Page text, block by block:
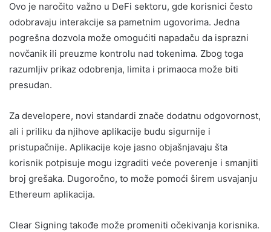
Ovo je naročito važno u DeFi sektoru, gde korisnici često
odobravaju interakcije sa pametnim ugovorima. Jedna
pogrešna dozvola može omogućiti napadaču da isprazni
novčanik ili preuzme kontrolu nad tokenima. Zbog toga
razumljiv prikaz odobrenja, limita i primaoca može biti
presudan.
Za developere, novi standardi znače dodatnu odgovornost,
ali i priliku da njihove aplikacije budu sigurnije i
pristupačnije. Aplikacije koje jasno objašnjavaju šta
korisnik potpisuje mogu izgraditi veće poverenje i smanjiti
broj grešaka. Dugoročno, to može pomoći širem usvajanju
Ethereum aplikacija.
Clear Signing takođe može promeniti očekivanja korisnika.